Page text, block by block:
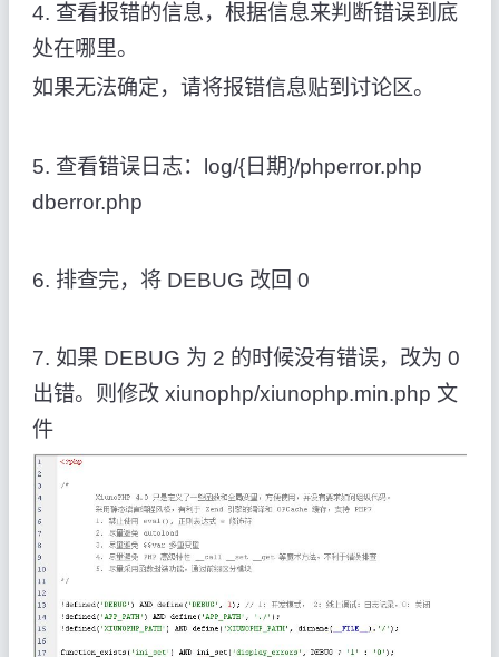
4. 查看报错的信息，根据信息来判断错误到底
处在哪里。
如果无法确定，请将报错信息贴到讨论区。
5. 查看错误日志：log/{日期}/phperror.php
dberror.php
6. 排查完，将 DEBUG 改回 0
7. 如果 DEBUG 为 2 的时候没有错误，改为 0
出错。则修改 xiunophp/xiunophp.min.php 文
件